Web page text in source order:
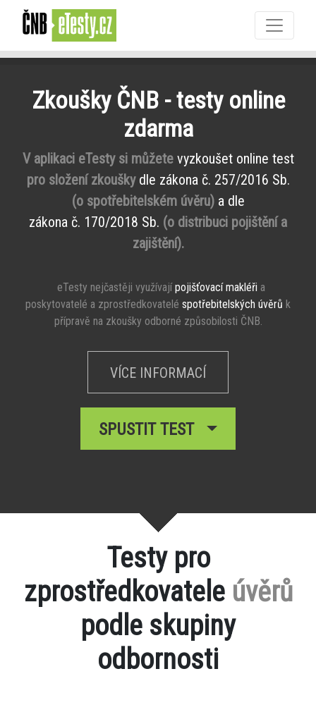
Zkoušky ČNB - testy online
zdarma
V aplikaci eTesty si můžetevyzkoušet online test
pro složení zkoušky dle zákona č. 257/2016 Sb.
(o spotřebitelském úvěru)a dle
zákona č. 170/2018 Sb. (o distribuci pojištění a
zajištění).
eTesty nejčastěji využívajípojišťovací makléři a
poskytovatelé a zprostředkovatelé spotřebitelských úvěrů k
přípravě na zkoušky odborné způsobilosti ČNB.
VÍCE INFORMACÍ
SPUSTIT TEST
Testy pro
zprostředkovatele úvěrů
podle skupiny
odbornosti